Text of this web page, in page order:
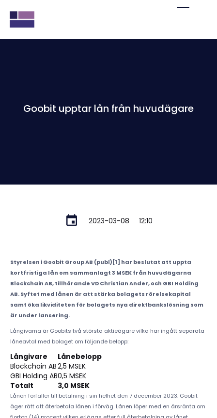
Goobit upptar lån från huvudägare
2023-03-08 12:10
Styrelsen i Goobit Group AB (publ)[1] har beslutat att uppta
kortfristiga lån om sammanlagt 3 MSEK från huvudägarna
Blockchain AB, tillhörande VD Christian Ander, och GBI Holding
AB. Syftet med lånen är att stärka bolagets rörelsekapital
samt öka likviditeten för bolagets nya direktbankslösning som
är under lansering.
Långivarna är Goobits två största aktieägare vilka har ingått separata
låneavtal med bolaget om följande belopp:
Långivare
Lånebelopp
Blockchain AB2,5 MSEK
GBI Holding AB0,5 MSEK
Totalt
3,0 MSEK
Lånen förfaller till betalning i sin helhet den 7 december 2023. Goobit
äger rätt att återbetala lånen i förväg. Lånen löper med en årsränta om